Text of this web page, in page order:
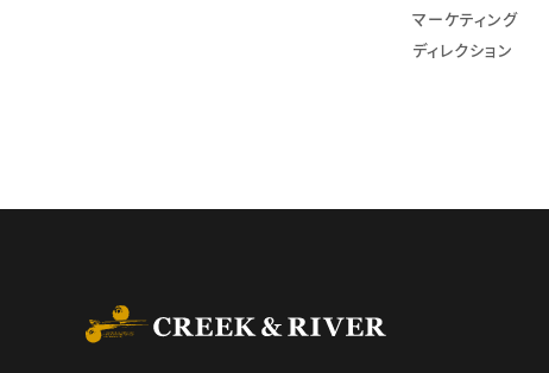
マーケティング
ディレクション